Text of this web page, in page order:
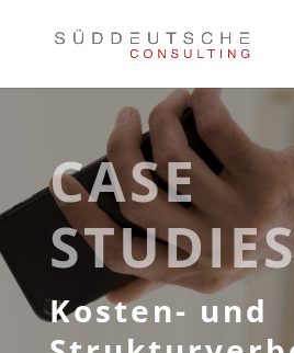
CASE
Kosten- und